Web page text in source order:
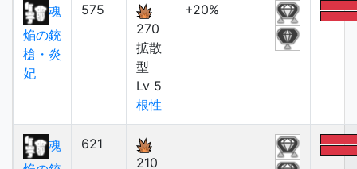
魂
焔の銃
槍・炎
妃
575
270
拡散
型
Lv 5
根性
+20%
魂
621
210